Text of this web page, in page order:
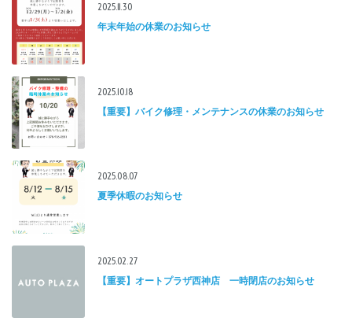
2025.11.30
年末年始の休業のお知らせ
2025.10.18
【重要】バイク修理・メンテナンスの休業のお知らせ
2025.08.07
夏季休暇のお知らせ
2025.02.27
【重要】オートプラザ西神店 一時閉店のお知らせ